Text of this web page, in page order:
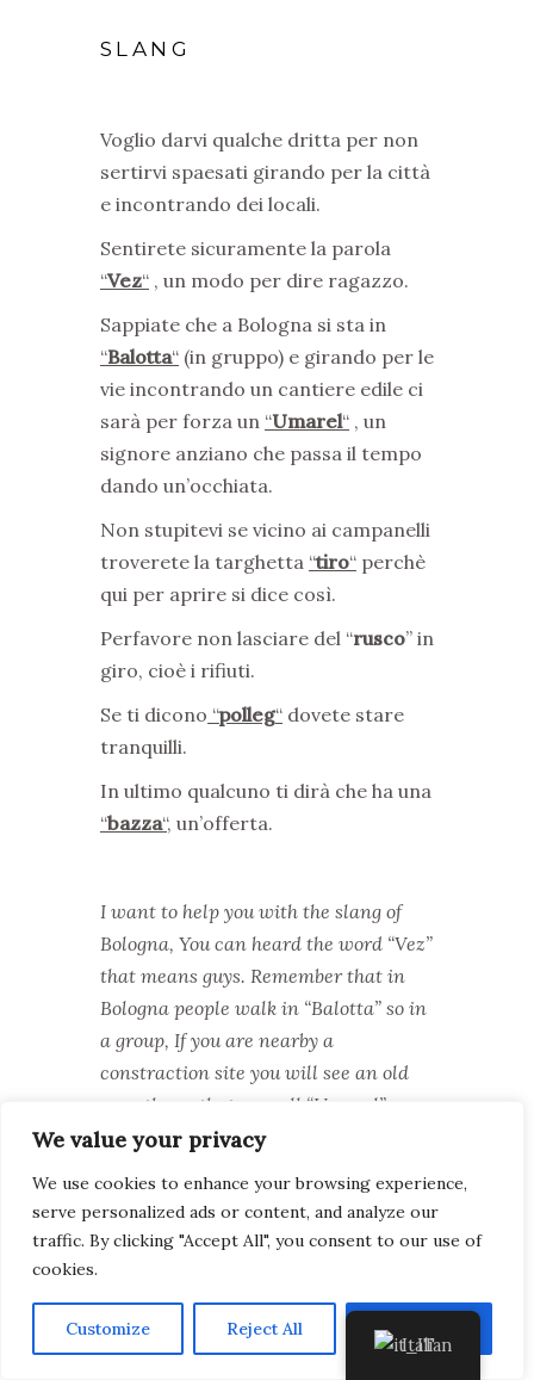
We value your privacy
We use cookies to enhance your browsing experience,
serve personalized ads or content, and analyze our
traffic. By clicking "Accept All", you consent to our use of
cookies.
Customize Reject All Accept All
SLANG
Voglio darvi qualche dritta per non
sertirvi spaesati girando per la città
e incontrando dei locali.
Sentirete sicuramente la parola
“Vez“ , un modo per dire ragazzo.
Sappiate che a Bologna si sta in
“Balotta“ (in gruppo) e girando per le
vie incontrando un cantiere edile ci
sarà per forza un “Umarel“ , un
signore anziano che passa il tempo
dando un’occhiata.
Non stupitevi se vicino ai campanelli
troverete la targhetta “tiro“ perchè
qui per aprire si dice così.
Perfavore non lasciare del “rusco” in
giro, cioè i rifiuti.
Se ti dicono “polleg“ dovete stare
tranquilli.
In ultimo qualcuno ti dirà che ha una
“bazza“, un’offerta.
I want to help you with the slang of
Bologna, You can heard the word “Vez”
that means guys. Remember that in
Bologna people walk in “Balotta” so in
a group, If you are nearby a
constraction site you will see an old
man there, that we call “Umarel”.
Near the ring bell you can find written
“tiro” , we use this word to say that we
will open the door.Don’t forget to
throw the “rusco” (waste) in the
he/she has a “bazza” means that
he/she has an offer for you.
Italian